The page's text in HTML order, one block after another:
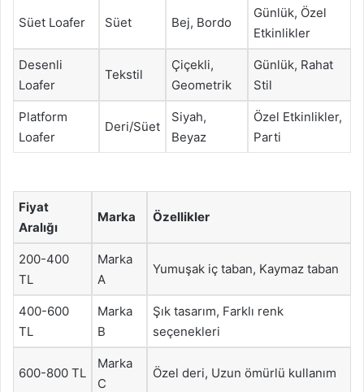
Süet Loafer Süet Bej, Bordo
Günlük, Özel
Etkinlikler
Desenli
Loafer
Tekstil
Çiçekli,
Geometrik
Günlük, Rahat
Stil
Platform
Loafer
Deri/Süet
Siyah,
Beyaz
Özel Etkinlikler,
Parti
Fiyat
Aralığı
Marka Özellikler
200-400
TL
Marka
A
Yumuşak iç taban, Kaymaz taban
400-600
TL
Marka
B
Şık tasarım, Farklı renk
seçenekleri
600-800 TL
Marka
C
Özel deri, Uzun ömürlü kullanım